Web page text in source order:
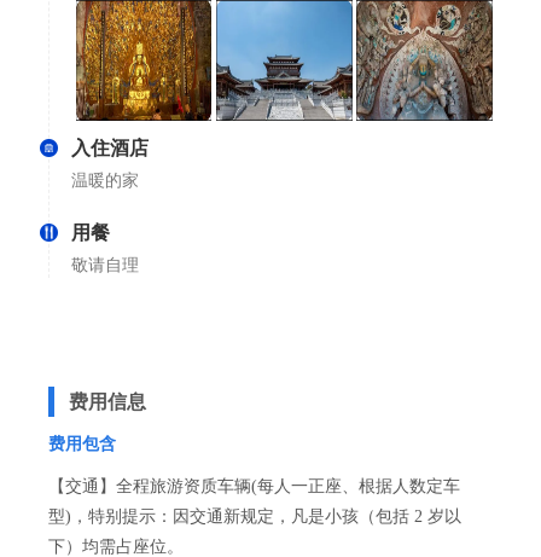
入住酒店
温暖的家
用餐
敬请自理
费用信息
费用包含
【交通】全程旅游资质车辆(每人一正座、根据人数定车
型)，特别提示：因交通新规定，凡是小孩（包括 2 岁以
下）均需占座位。